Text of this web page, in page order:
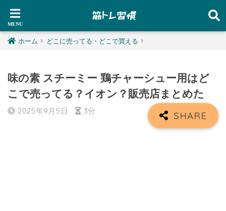
ホーム どこに売ってる・どこで買える
味の素 スチーミー 鶏チャーシュー用はど
こで売ってる？イオン？販売店まとめた
2025年9月5日 3分